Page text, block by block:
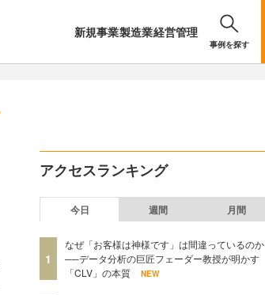
新規事業製造業経営管理
事例を探す
アクセスランキング
今日 週間 月間
1
なぜ「お客様は神様です」は間違っているのか
──データ分析の巨匠フェーダー教授が明かす
「CLV」の本質
NEW